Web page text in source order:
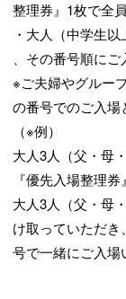
整理券』1枚で全
・大人（中学生
、その番号順にご
※ご夫婦やグルー
の番号でのご入場
（※例）
大人3人（父・母
『優先入場整理
大人3人（父・母
け取っていただ
号で一緒にご入場